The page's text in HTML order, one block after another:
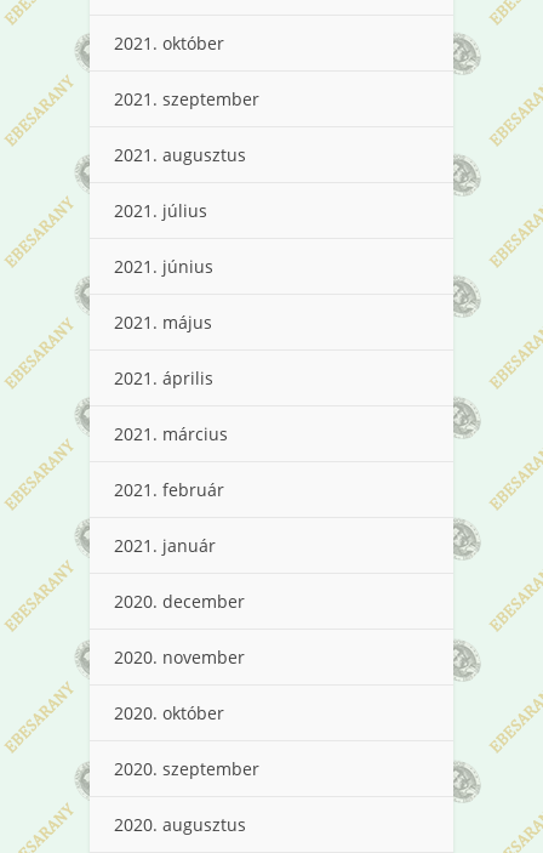
2021. október
2021. szeptember
2021. augusztus
2021. július
2021. június
2021. május
2021. április
2021. március
2021. február
2021. január
2020. december
2020. november
2020. október
2020. szeptember
2020. augusztus